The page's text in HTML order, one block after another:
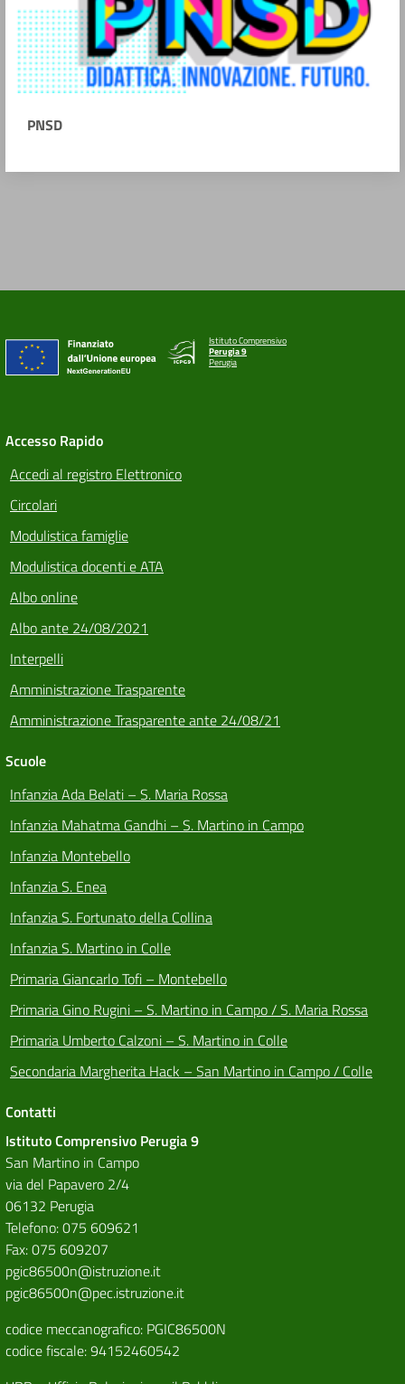
PNSD
Istituto Comprensivo
Perugia 9
Perugia
Accesso Rapido
Accedi al registro Elettronico
Circolari
Modulistica famiglie
Modulistica docenti e ATA
Albo online
Albo ante 24/08/2021
Interpelli
Amministrazione Trasparente
Amministrazione Trasparente ante 24/08/21
Scuole
Infanzia Ada Belati – S. Maria Rossa
Infanzia Mahatma Gandhi – S. Martino in Campo
Infanzia Montebello
Infanzia S. Enea
Infanzia S. Fortunato della Collina
Infanzia S. Martino in Colle
Primaria Giancarlo Tofi – Montebello
Primaria Gino Rugini – S. Martino in Campo / S. Maria Rossa
Primaria Umberto Calzoni – S. Martino in Colle
Secondaria Margherita Hack – San Martino in Campo / Colle
Contatti
Istituto Comprensivo Perugia 9
San Martino in Campo
via del Papavero 2/4
06132 Perugia
Telefono: 075 609621
Fax: 075 609207
pgic86500n@istruzione.it
pgic86500n@pec.istruzione.it
codice meccanografico: PGIC86500N
codice fiscale: 94152460542